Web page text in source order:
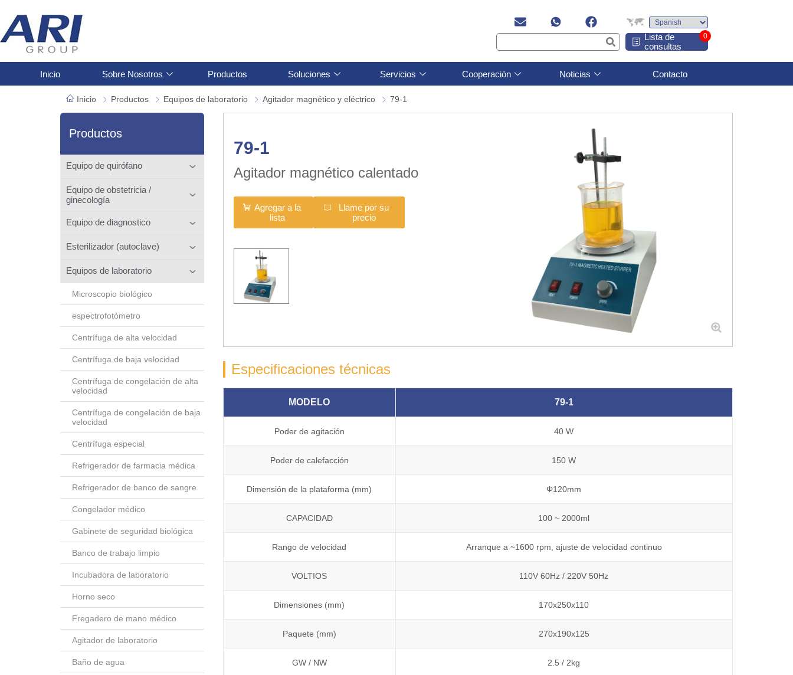
Lista de
consultas
0
Inicio Sobre Nosotros Productos Soluciones Servicios Cooperación Noticias Contacto
Inicio Productos Equipos de laboratorio Agitador magnético y eléctrico 79-1
Productos
Equipo de quirófano
Equipo de obstetricia /
ginecología
Equipo de diagnostico
Esterilizador (autoclave)
Equipos de laboratorio
Microscopio biológico
espectrofotómetro
Centrífuga de alta velocidad
Centrífuga de baja velocidad
Centrífuga de congelación de alta
velocidad
Centrífuga de congelación de baja
velocidad
Centrífuga especial
Refrigerador de farmacia médica
Refrigerador de banco de sangre
Congelador médico
Gabinete de seguridad biológica
Banco de trabajo limpio
Incubadora de laboratorio
Horno seco
Fregadero de mano médico
Agitador de laboratorio
Baño de agua
79-1
Agitador magnético calentado
Agregar a la
lista
Llame por su
precio
Especificaciones técnicas
MODELO 79-1
Poder de agitación 40 W
Poder de calefacción 150 W
Dimensión de la plataforma (mm) Φ120mm
CAPACIDAD 100 ~ 2000ml
Rango de velocidad Arranque a ~1600 rpm, ajuste de velocidad continuo
VOLTIOS 110V 60Hz / 220V 50Hz
Dimensiones (mm) 170x250x110
Paquete (mm) 270x190x125
GW / NW 2.5 / 2kg